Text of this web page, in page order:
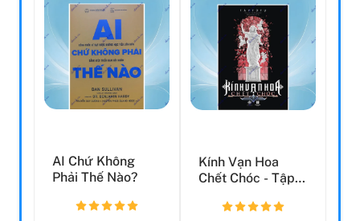
AI Chứ Không
Phải Thế Nào?
Kính Vạn Hoa
Chết Chóc - Tập 1